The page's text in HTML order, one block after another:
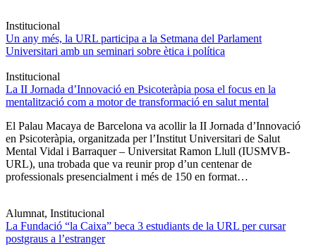
Institucional
Un any més, la URL participa a la Setmana del Parlament
Universitari amb un seminari sobre ètica i política
Institucional
La II Jornada d’Innovació en Psicoteràpia posa el focus en la
mentalització com a motor de transformació en salut mental
El Palau Macaya de Barcelona va acollir la II Jornada d’Innovació
en Psicoteràpia, organitzada per l’Institut Universitari de Salut
Mental Vidal i Barraquer – Universitat Ramon Llull (IUSMVB-
URL), una trobada que va reunir prop d’un centenar de
professionals presencialment i més de 150 en format…
Alumnat, Institucional
La Fundació “la Caixa” beca 3 estudiants de la URL per cursar
postgraus a l’estranger